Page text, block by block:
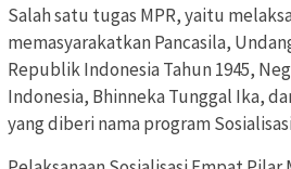
Salah satu tugas MPR, yaitu
memasyarakatkan Pancasila,
Republik Indonesia Tahun 1945,
Indonesia, Bhinneka Tunggal Ika,
yang diberi nama program